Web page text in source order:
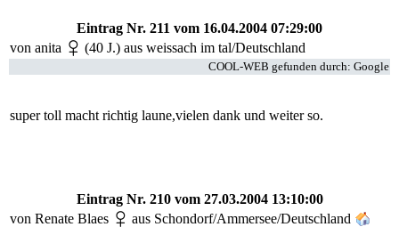
Eintrag Nr. 211 vom 16.04.2004 07:29:00
von anita (40 J.) aus weissach im tal/Deutschland
COOL-WEB gefunden durch: Google
super toll macht richtig laune,vielen dank und weiter so.
Eintrag Nr. 210vom 27.03.2004 13:10:00
von Renate Blaes aus Schondorf/Ammersee/Deutschland